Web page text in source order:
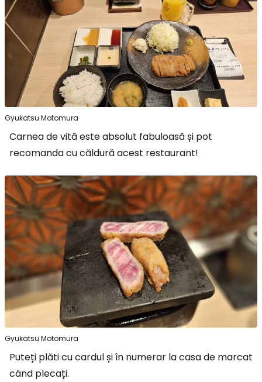
Gyukatsu Motomura
Carnea de vită este absolut fabuloasă și pot
recomanda cu căldură acest restaurant!
Gyukatsu Motomura
Puteți plăti cu cardul și în numerar la casa de marcat
când plecați.